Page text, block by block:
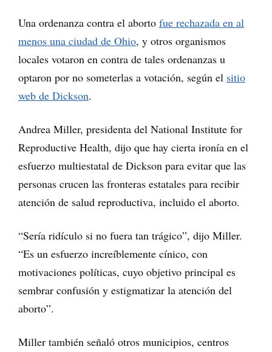
Una ordenanza contra el aborto fue rechazada en al
menos una ciudad de Ohio, y otros organismos
locales votaron en contra de tales ordenanzas u
optaron por no someterlas a votación, según el sitio
web de Dickson.
Andrea Miller, presidenta del National Institute for
Reproductive Health, dijo que hay cierta ironía en el
esfuerzo multiestatal de Dickson para evitar que las
personas crucen las fronteras estatales para recibir
atención de salud reproductiva, incluido el aborto.
“Sería ridículo si no fuera tan trágico”, dijo Miller.
“Es un esfuerzo increíblemente cínico, con
motivaciones políticas, cuyo objetivo principal es
sembrar confusión y estigmatizar la atención del
aborto”.
Miller también señaló otros municipios, centros